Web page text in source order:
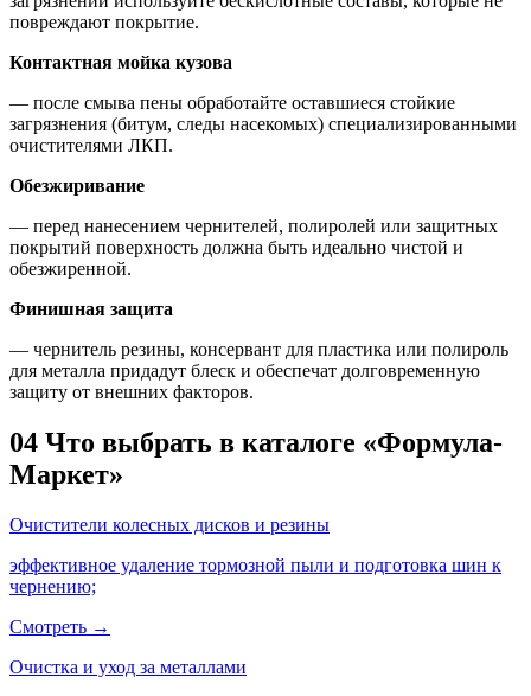
повреждают покрытие.
Контактная мойка кузова
— после смыва пены обработайте оставшиеся стойкие
загрязнения (битум, следы насекомых) специализированными
очистителями ЛКП.
Обезжиривание
— перед нанесением чернителей, полиролей или защитных
покрытий поверхность должна быть идеально чистой и
обезжиренной.
Финишная защита
— чернитель резины, консервант для пластика или полироль
для металла придадут блеск и обеспечат долговременную
защиту от внешних факторов.
04 Что выбрать в каталоге «Формула-
Маркет»
Очистители колесных дисков и резины
эффективное удаление тормозной пыли и подготовка шин к
чернению;
Смотреть →
Очистка и уход за металлами